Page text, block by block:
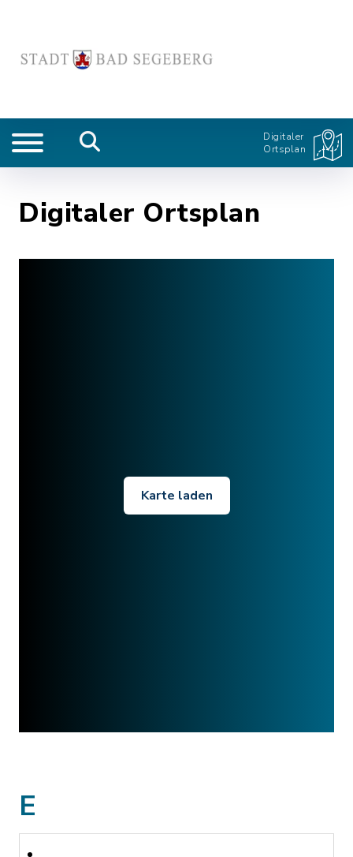
Digitaler
Ortsplan
Digitaler Ortsplan
Karte laden
E